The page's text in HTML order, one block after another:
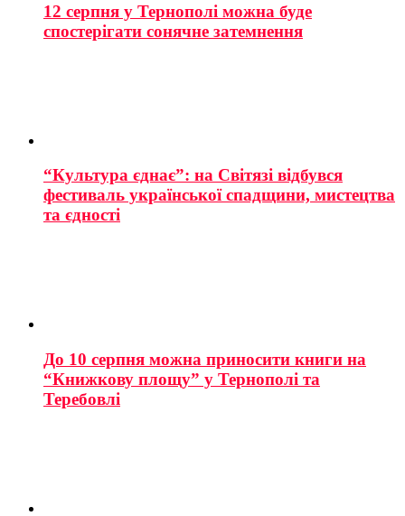
12 серпня у Тернополі можна буде
спостерігати сонячне затемнення
“Культура єднає”: на Світязі відбувся
фестиваль української спадщини, мистецтва
та єдності
До 10 серпня можна приносити книги на
“Книжкову площу” у Тернополі та
Теребовлі